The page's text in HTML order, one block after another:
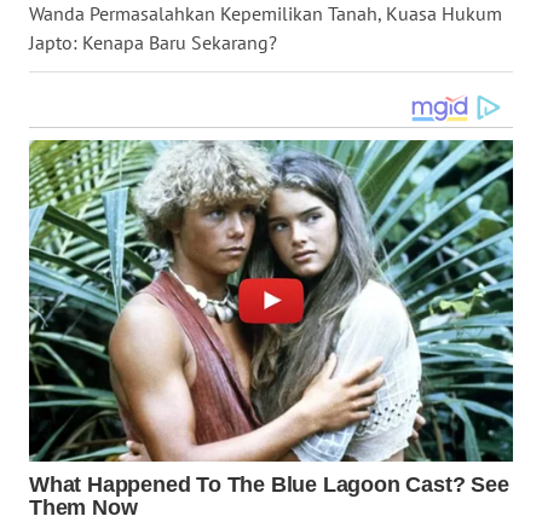
Wanda Permasalahkan Kepemilikan Tanah, Kuasa Hukum
Japto: Kenapa Baru Sekarang?
WN
KALTARA
KALSEL
WN
KALTIM
WN
SULSEL
WN
GORONTALO
WN
SULUT